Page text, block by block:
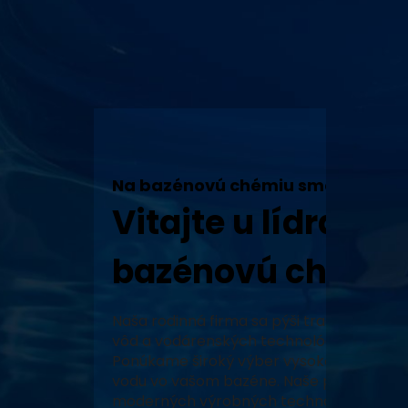
Na bazénovú chémiu sme tu my!
Vitajte u lídra v
bazénovú chémiu!
Naša rodinná firma sa pýši tradíciou,
vôd a vodárenských technológií a
Ponúkame široký výber vysoko
vodu vo vašom bazéne. Naše produkty,
moderných výrobných technológiách,